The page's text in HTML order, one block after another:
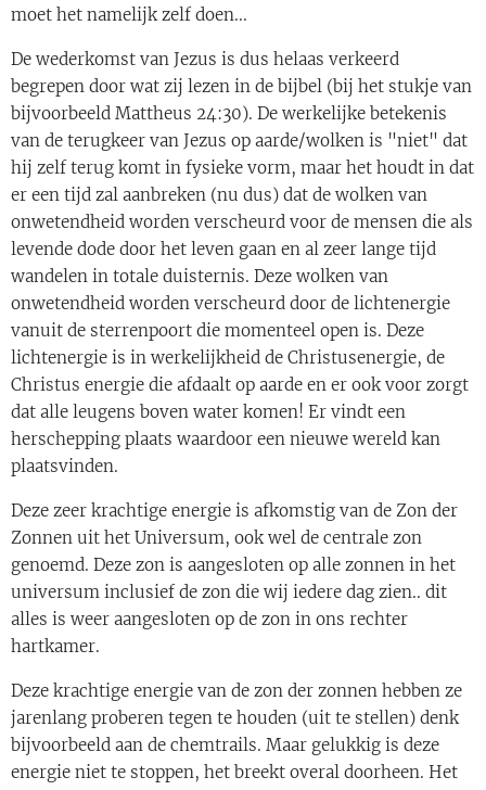
moet het namelijk zelf doen...
De wederkomst van Jezus is dus helaas verkeerd
begrepen door wat zij lezen in de bijbel (bij het stukje van
bijvoorbeeld Mattheus 24:30). De werkelijke betekenis
van de terugkeer van Jezus op aarde/wolken is "niet" dat
hij zelf terug komt in fysieke vorm, maar het houdt in dat
er een tijd zal aanbreken (nu dus) dat de wolken van
onwetendheid worden verscheurd voor de mensen die als
levende dode door het leven gaan en al zeer lange tijd
wandelen in totale duisternis. Deze wolken van
onwetendheid worden verscheurd door de lichtenergie
vanuit de sterrenpoort die momenteel open is. Deze
lichtenergie is in werkelijkheid de Christusenergie, de
Christus energie die afdaalt op aarde en er ook voor zorgt
dat alle leugens boven water komen! Er vindt een
herschepping plaats waardoor een nieuwe wereld kan
plaatsvinden.
Deze zeer krachtige energie is afkomstig van de Zon der
Zonnen uit het Universum, ook wel de centrale zon
genoemd. Deze zon is aangesloten op alle zonnen in het
universum inclusief de zon die wij iedere dag zien.. dit
alles is weer aangesloten op de zon in ons rechter
hartkamer.
Deze krachtige energie van de zon der zonnen hebben ze
jarenlang proberen tegen te houden (uit te stellen) denk
bijvoorbeeld aan de chemtrails. Maar gelukkig is deze
energie niet te stoppen, het breekt overal doorheen. Het